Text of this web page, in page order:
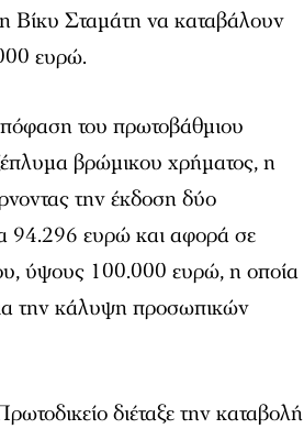
Βίκυ Σταμάτη να καταβάλουν
ευρώ.
του πρωτοβάθμιου
βρώμικου χρήματος, η
την έκδοση δύο
94.296 ευρώ και αφορά σε
ύψους 100.000 ευρώ, η οποία
την κάλυψη προσωπικών
διέταξε την καταβολή